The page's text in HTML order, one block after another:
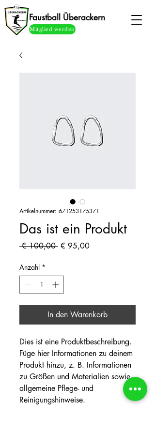
Faustball Überackern
Mitglied werden
Artikelnummer: 671253175371
Das ist ein Produkt
€ 100,00 Standardpreis
€ 95,00Sale-
Anzahl *
In den Warenkorb
Dies ist eine Produktbeschreibung.
Füge hier Informationen zu deinem
Produkt hinzu, z. B. Informationen
zu Größen und Materialien sowie
allgemeine Pflege- und
Reinigungshinweise.